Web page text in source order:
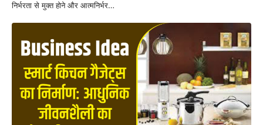
निर्भरता से मुक्त होने और आत्मनिर्भर…